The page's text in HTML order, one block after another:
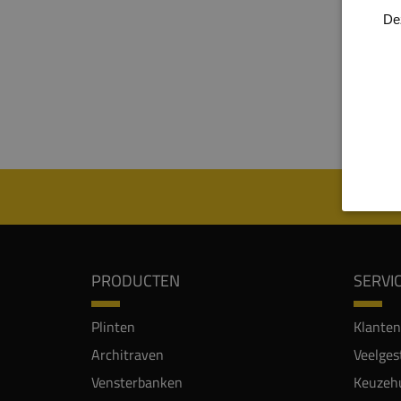
Onze
PRODUCTEN
Plinten
Architraven
Vensterbanken